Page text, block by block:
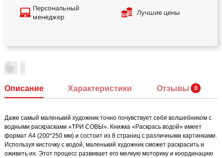
Персональный
менеджер
Лучшие цены
Описание Характеристики Отзывы
Даже самый маленький художник точно почувствует себя волшебником с
водными раскрасками «ТРИ СОВЫ». Книжка «Раскрась водой» имеет
формат А4 (200*250 мм) и состоит из 8 страниц с различными картинками.
Используя кисточку с водой, маленький художник сможет раскрасить и
оживить их. Этот процесс развивает его мелкую моторику и координацию